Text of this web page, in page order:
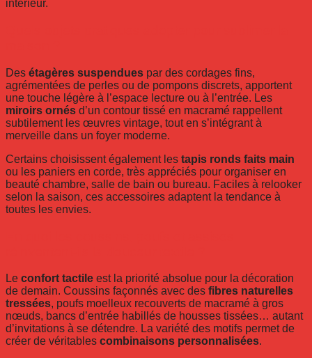
intérieur.
Des étagères suspendues par des cordages fins,
agrémentées de perles ou de pompons discrets, apportent
une touche légère à l’espace lecture ou à l’entrée. Les
miroirs ornés d’un contour tissé en macramé rappellent
subtilement les œuvres vintage, tout en s’intégrant à
merveille dans un foyer moderne.
Certains choisissent également les tapis ronds faits main
ou les paniers en corde, très appréciés pour organiser en
beauté chambre, salle de bain ou bureau. Faciles à relooker
selon la saison, ces accessoires adaptent la tendance à
toutes les envies.
Le confort tactile est la priorité absolue pour la décoration
de demain. Coussins façonnés avec des fibres naturelles
tressées, poufs moelleux recouverts de macramé à gros
nœuds, bancs d’entrée habillés de housses tissées… autant
d’invitations à se détendre. La variété des motifs permet de
créer de véritables combinaisons personnalisées.